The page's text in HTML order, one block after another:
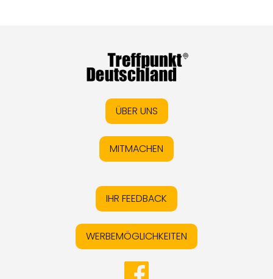
ÜBER UNS
MITMACHEN
IHR FEEDBACK
WERBEMÖGLICHKEITEN